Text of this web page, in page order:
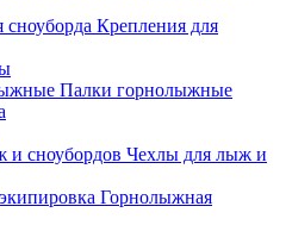
Крепления для
Палки горнолыжные
Чехлы для лыж и
Горнолыжная